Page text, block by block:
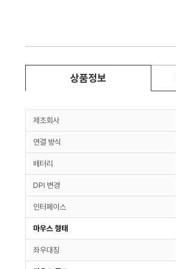
상품정보
제조회사
연결 방식
배터리
DPI 변경
인터페이스
마우스 형태
좌우대칭